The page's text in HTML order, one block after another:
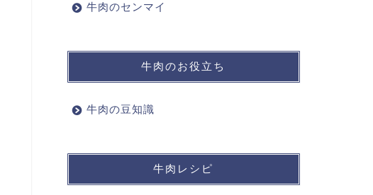
牛肉のセンマイ
牛肉のお役立ち
牛肉の豆知識
牛肉レシピ